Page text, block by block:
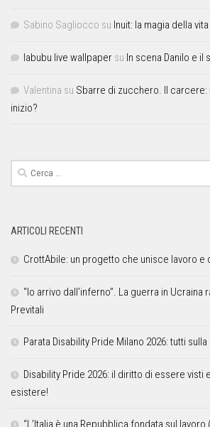
Sabino Sagliocco su Inuit: la magia della vita
labubu live wallpaper su In scena Danilo e il
Valentina su Sbarre di zucchero. Il carcere:
inizio?
ARTICOLI RECENTI
CrottAbile: un progetto che unisce lavoro e
“Io arrivo dall’inferno”. La guerra in Ucraina
Previtali
Parata Disability Pride Milano 2026: tutti
Disability Pride 2026: il diritto di essere visti
esistere!
“L’Italia è una Repubblica fondata sul lavoro